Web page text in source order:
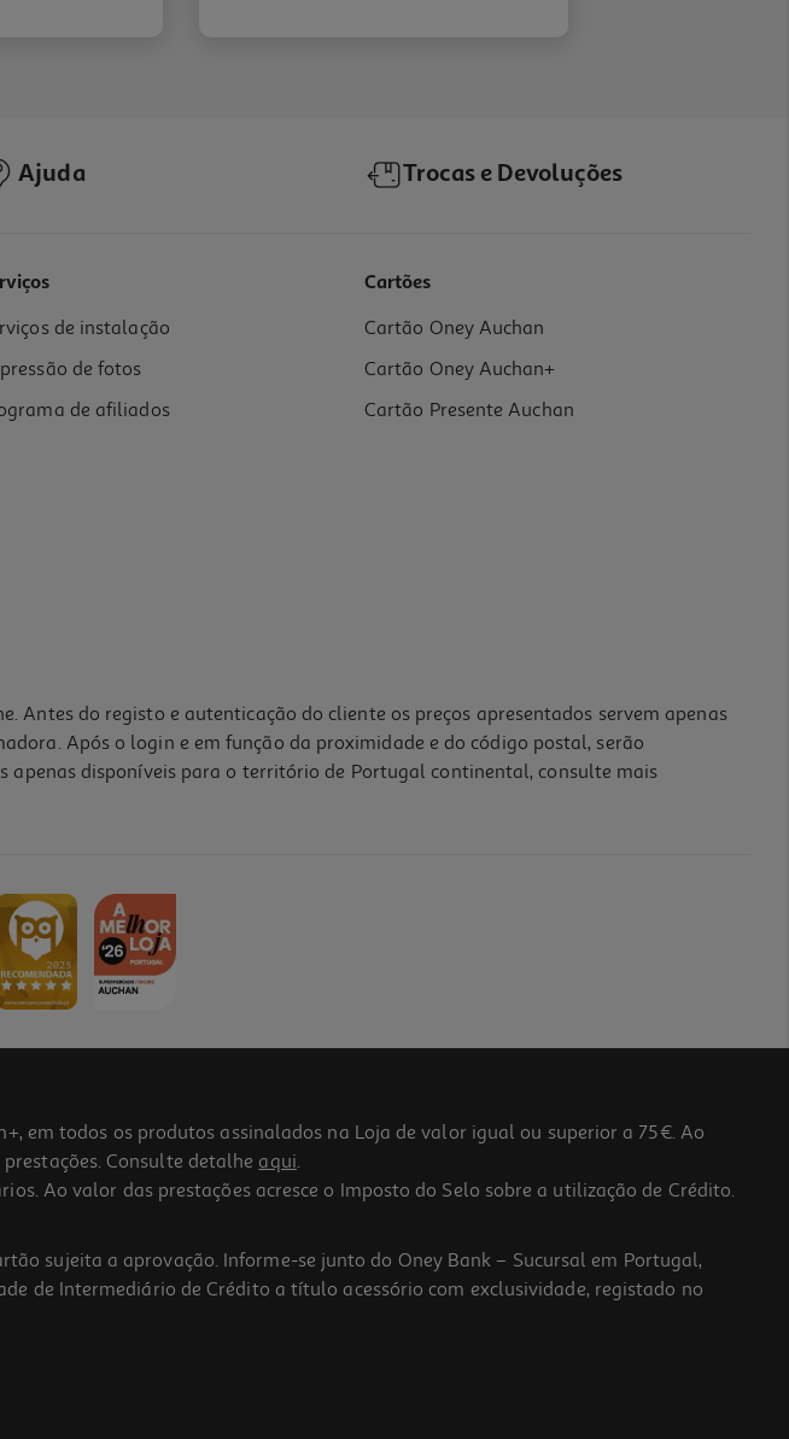
Ajuda Trocas e Devoluções
de instalação
de fotos
de afiliados
Cartões
Cartão Oney Auchan
Cartão Oney Auchan+
Cartão Presente Auchan
Antes do registo e autenticação do cliente os preços apresentados servem apenas
Após o login e em função da proximidade e do código postal, serão
apenas disponíveis para o território de Portugal continental, consulte mais
em todos os produtos assinalados na Loja de valor igual ou superior a 75€. Ao
Consulte detalhe aqui.
Ao valor das prestações acresce o Imposto do Selo sobre a utilização de Crédito.
sujeita a aprovação. Informe-se junto do Oney Bank – Sucursal em Portugal,
de Intermediário de Crédito a título acessório com exclusividade, registado no